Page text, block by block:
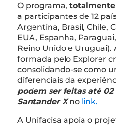
O programa,
a participantes de 12
Argentina, Brasil, Chile,
EUA, Espanha,
Reino Unido e
formada pelo Explorer
consolidando-se como
diferenciais da
podem ser feitas até
Santander Xno link.
A Unifacisa apoia o